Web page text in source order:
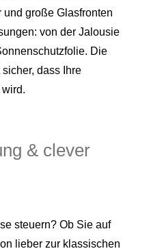
und große Glasfronten
von der Jalousie
Die
dass Ihre
& clever
steuern? Ob Sie auf
lieber zur klassischen